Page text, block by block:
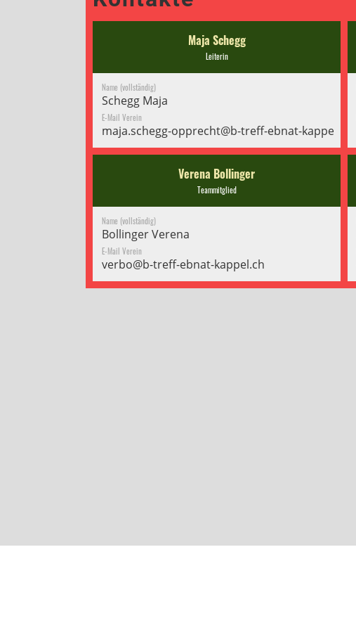
Maja Schegg
Leiterin
Name (vollständig)
Schegg Maja
E-Mail Verein
maja.schegg-opprecht@b-treff-ebnat-kappel.ch
Verena Bollinger
Teammitglied
Name (vollständig)
Bollinger Verena
E-Mail Verein
verbo@b-treff-ebnat-kappel.ch